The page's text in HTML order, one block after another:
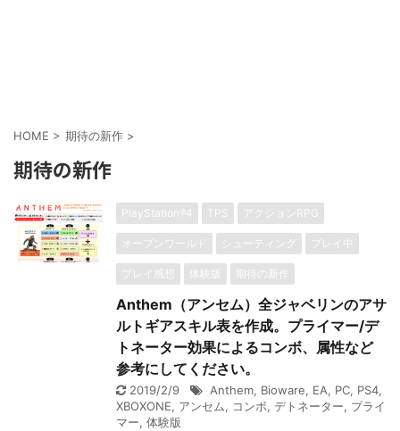
HOME > 期待の新作 >
期待の新作
PlayStation®4 TPS アクションRPG
オープンワールド シューティング プレイ中
プレイ感想 体験版 期待の新作
Anthem（アンセム）全ジャベリンのアサ
ルトギアスキル表を作成。プライマー/デ
トネーター効果によるコンボ、属性など
参考にしてください。
2019/2/9 Anthem, Bioware, EA, PC, PS4,
XBOXONE, アンセム, コンボ, デトネーター, プライ
マー, 体験版